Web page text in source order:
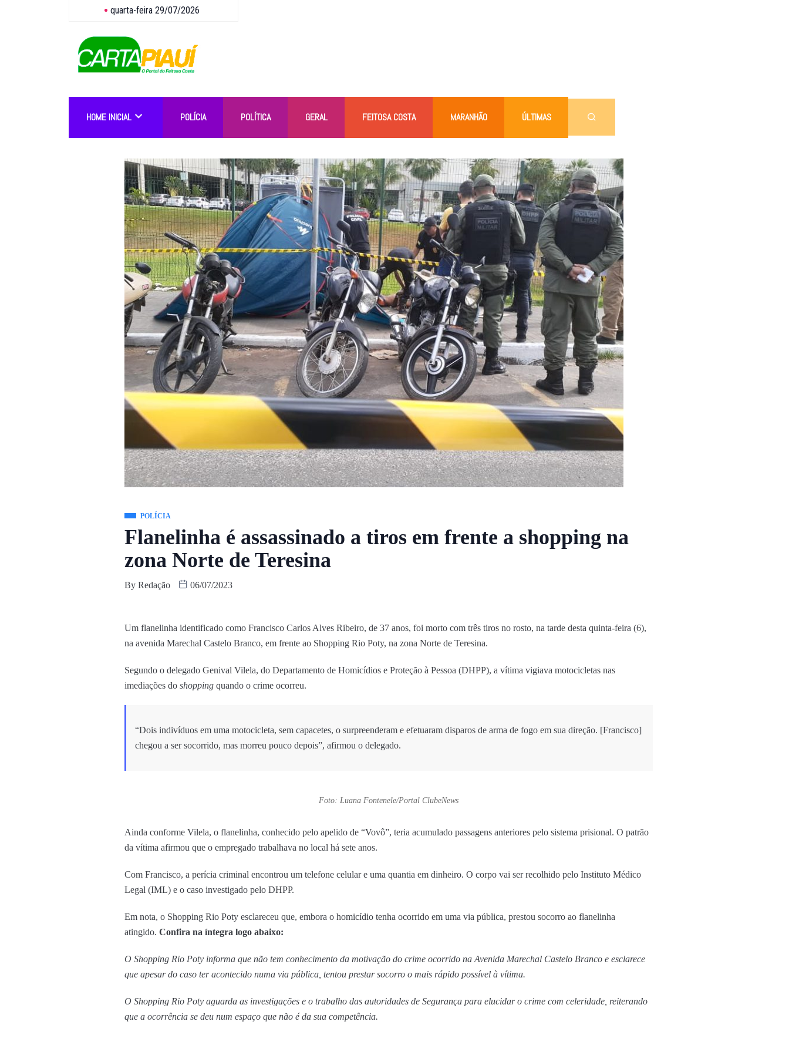
quarta-feira 29/07/2026
HOME INICIAL POLÍCIA POLÍTICA GERAL FEITOSA COSTA MARANHÃO ÚLTIMAS
POLÍCIA
Flanelinha é assassinado a tiros em frente a shopping na
zona Norte de Teresina
By Redação 06/07/2023
Um flanelinha identificado como Francisco Carlos Alves Ribeiro, de 37 anos, foi morto com três tiros no rosto, na tarde desta quinta-feira (6),
na avenida Marechal Castelo Branco, em frente ao Shopping Rio Poty, na zona Norte de Teresina.
Segundo o delegado Genival Vilela, do Departamento de Homicídios e Proteção à Pessoa (DHPP), a vítima vigiava motocicletas nas
imediações do shopping quando o crime ocorreu.
“Dois indivíduos em uma motocicleta, sem capacetes, o surpreenderam e efetuaram disparos de arma de fogo em sua direção. [Francisco]
chegou a ser socorrido, mas morreu pouco depois”, afirmou o delegado.
Foto: Luana Fontenele/Portal ClubeNews
Ainda conforme Vilela, o flanelinha, conhecido pelo apelido de “Vovô”, teria acumulado passagens anteriores pelo sistema prisional. O patrão
da vítima afirmou que o empregado trabalhava no local há sete anos.
Com Francisco, a perícia criminal encontrou um telefone celular e uma quantia em dinheiro. O corpo vai ser recolhido pelo Instituto Médico
Legal (IML) e o caso investigado pelo DHPP.
Em nota, o Shopping Rio Poty esclareceu que, embora o homicídio tenha ocorrido em uma via pública, prestou socorro ao flanelinha
atingido. Confira na íntegra logo abaixo:
O Shopping Rio Poty informa que não tem conhecimento da motivação do crime ocorrido na Avenida Marechal Castelo Branco e esclarece
que apesar do caso ter acontecido numa via pública, tentou prestar socorro o mais rápido possível à vítima.
O Shopping Rio Poty aguarda as investigações e o trabalho das autoridades de Segurança para elucidar o crime com celeridade, reiterando
que a ocorrência se deu num espaço que não é da sua competência.